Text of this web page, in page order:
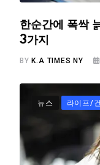
한순간에 폭싹
3가지
BY K.A TIMES NY
뉴스 라이프/